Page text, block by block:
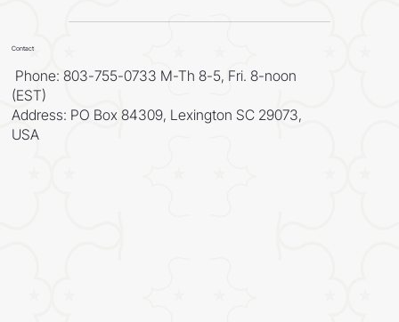
Contact
Phone: 803-755-0733 M-Th 8-5, Fri. 8-noon
(EST)
Address: PO Box 84309, Lexington SC 29073,
USA